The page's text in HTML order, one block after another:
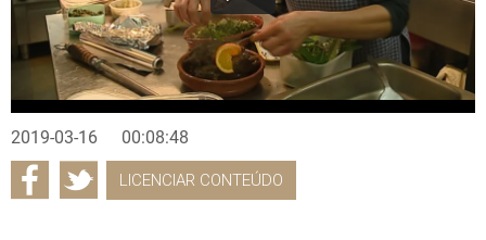
2019-03-16 00:08:48
LICENCIAR CONTEÚDO